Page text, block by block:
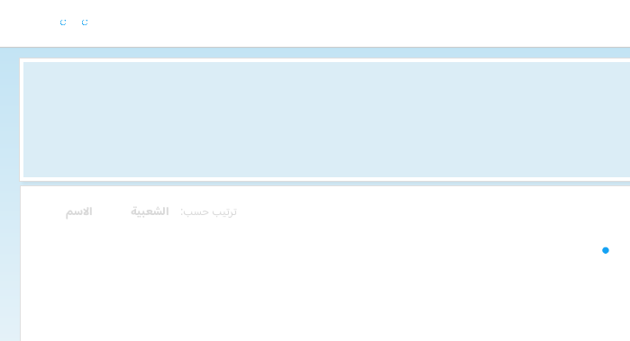
ترتيب حسب: الشعبية الاسم